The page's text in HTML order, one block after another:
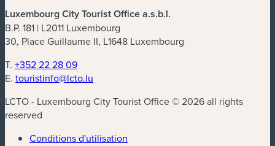
Luxembourg City Tourist Office a.s.b.l.
B.P. 181 | L2011 Luxembourg
30, Place Guillaume II, L1648 Luxembourg
T. +352 22 28 09
E. touristinfo@lcto.lu
LCTO - Luxembourg City Tourist Office © 2026 all rights
reserved
Conditions d'utilisation